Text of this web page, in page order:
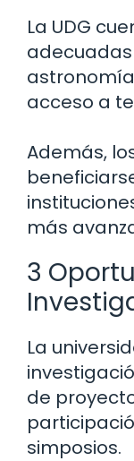
La UDG
acceso a
Además,
más
3
La
de
simposios.